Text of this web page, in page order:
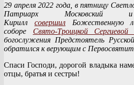
29 апреля 2022 года, в пятницу
Патриарх
Кирилл совершилБожественную
соборе Свято-Троицкой Сергиевой
богослужения Предстоятель
обратился к верующим с
Спаси Господи, дорогой владыка
отцы, братья и сестры!